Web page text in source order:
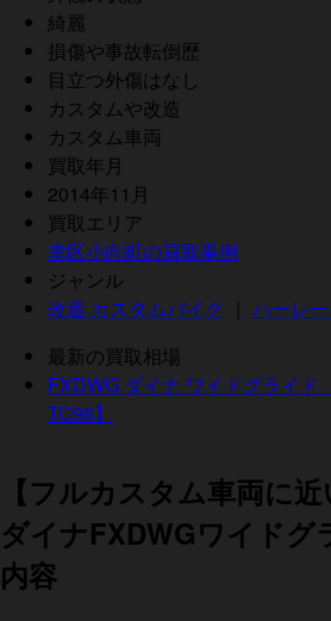
綺麗
損傷や事故転倒歴
目立つ外傷はなし
カスタムや改造
カスタム車両
買取年月
2014年11月
買取エリア
幸区小向町の買取事例
ジャンル
改造 カスタムバイク
ハーレ
最新の買取相場
FXDWG ダイナ ワイドグライド
TC96】
【フルカスタム車両に近
ダイナFXDWGワイドグ
内容